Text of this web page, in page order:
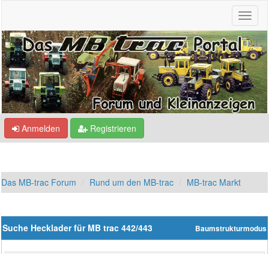
Anmelden Registrieren
Das MB-trac Forum Rund um den MB-trac MB-trac Markt
Baumstrukturmodus
Suche Hecklader für MB trac 442/443